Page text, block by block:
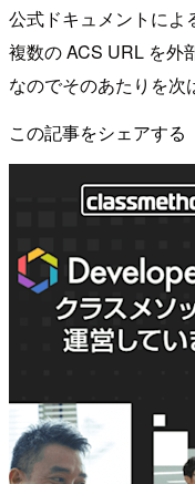
公式ドキュメントによ
複数の ACS URL を外
なのでそのあたりを次
この記事をシェアする